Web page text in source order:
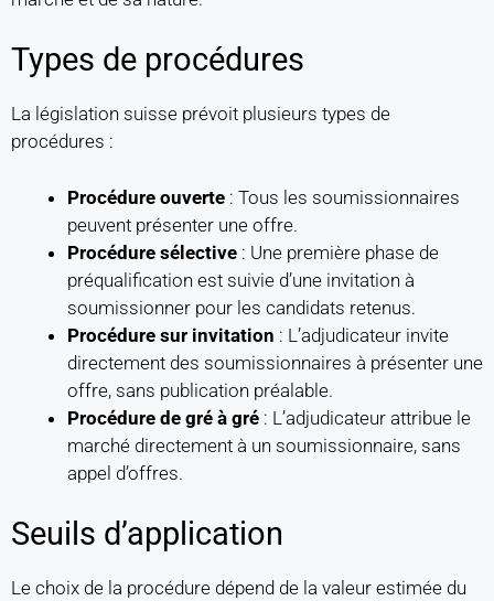
Types de procédures
La législation suisse prévoit plusieurs types de
procédures :
Procédure ouverte : Tous les soumissionnaires
peuvent présenter une offre.
Procédure sélective : Une première phase de
préqualification est suivie d’une invitation à
soumissionner pour les candidats retenus.
Procédure sur invitation : L’adjudicateur invite
directement des soumissionnaires à présenter une
offre, sans publication préalable.
Procédure de gré à gré : L’adjudicateur attribue le
marché directement à un soumissionnaire, sans
appel d’offres.
Seuils d’application
Le choix de la procédure dépend de la valeur estimée du